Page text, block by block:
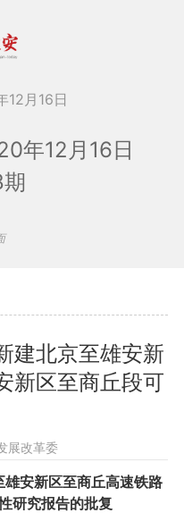
月16日
年12月16日
建北京至雄安新
新区至商丘段可
展改革委
安新区至商丘高速铁路
研究报告的批复